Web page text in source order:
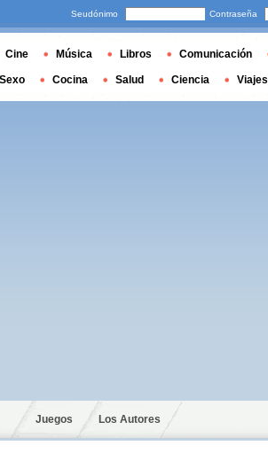
Juegos Los Autores
Seudónimo Contraseña
Cine Música Libros Comunicación
Sexo Cocina Salud Ciencia Viajes